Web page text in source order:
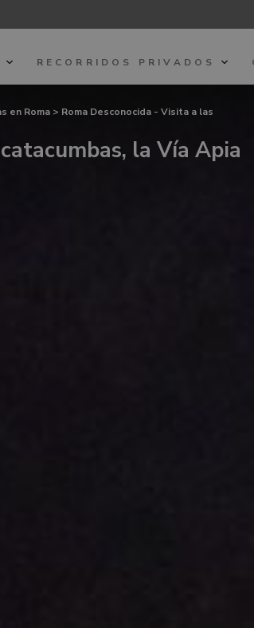
RECORRIDOS PRIVADOS
en Roma > Roma Desconocida - Visita a las
la Vía Apia